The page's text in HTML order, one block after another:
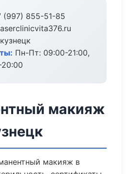
(997) 855-51-85
Пн-Пт: 09:00-21:00,
макияж
макияж в